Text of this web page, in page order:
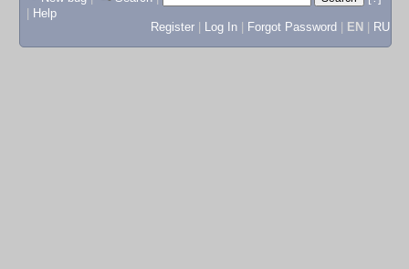
Help
Register
Log In Forgot Password EN RU